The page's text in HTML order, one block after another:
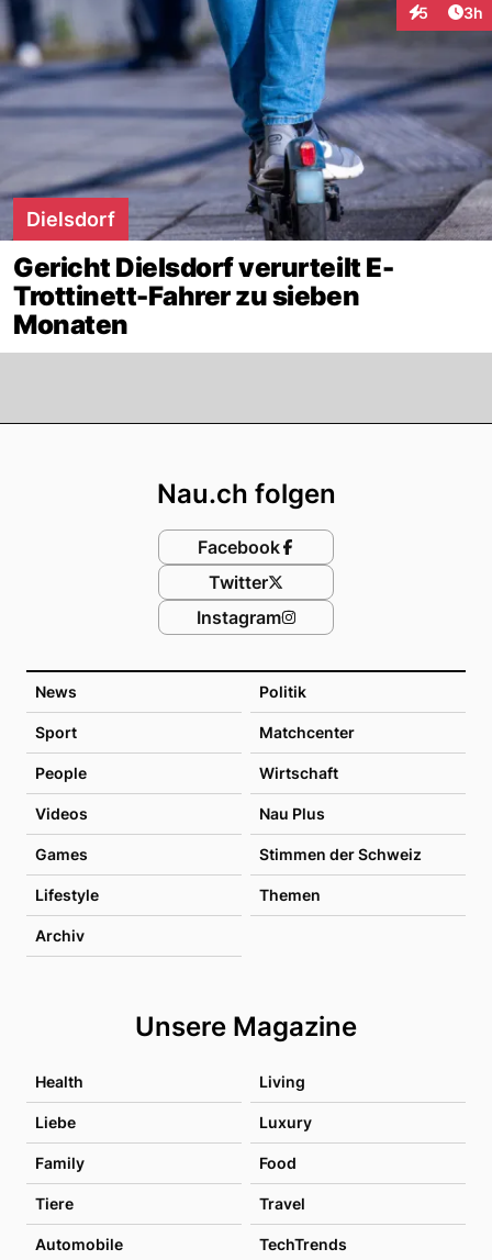
5 3h
Dielsdorf
Gericht Dielsdorf verurteilt E-
Trottinett-Fahrer zu sieben
Monaten
News Politik
Sport Matchcenter
People Wirtschaft
Videos Nau Plus
Games Stimmen der Schweiz
Lifestyle Themen
Archiv
Unsere Magazine
Health Living
Liebe Luxury
Family Food
Tiere Travel
Automobile TechTrends
Nau.ch folgen
Facebook
Twitter
Instagram